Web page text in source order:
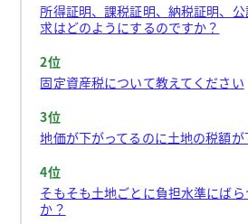
所得証明、課税証明、納税証明、
求はどのようにするのですか？
2位
固定資産税について教えてください
3位
地価が下がってるのに土地の税額
4位
そもそも土地ごとに負担水準にば
か？